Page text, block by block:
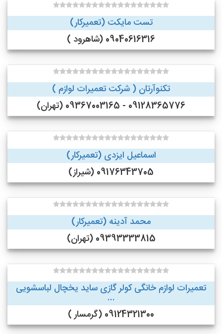
تست مایکت (تعمیرکار)
09040616316 (شاهرود )
تکنوآرتان ( شرکت تعمیرات لوازم )
09128365776 - 09367003165 (تهران)
اسماعیل ایزدی (تعمیرکار)
09176343705 (شیراز)
محمد آدینه (تعمیرکار)
09393333815 (تهران)
تعمیرات لوازم خانگی کولر گازی ساید یخچال لباسشویی
...
09124321300 (گرمسار )